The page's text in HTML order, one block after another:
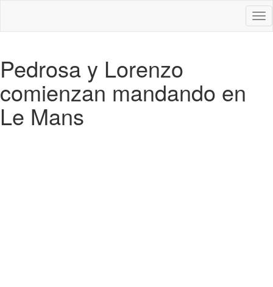
Pedrosa y Lorenzo
comienzan mandando en
Le Mans